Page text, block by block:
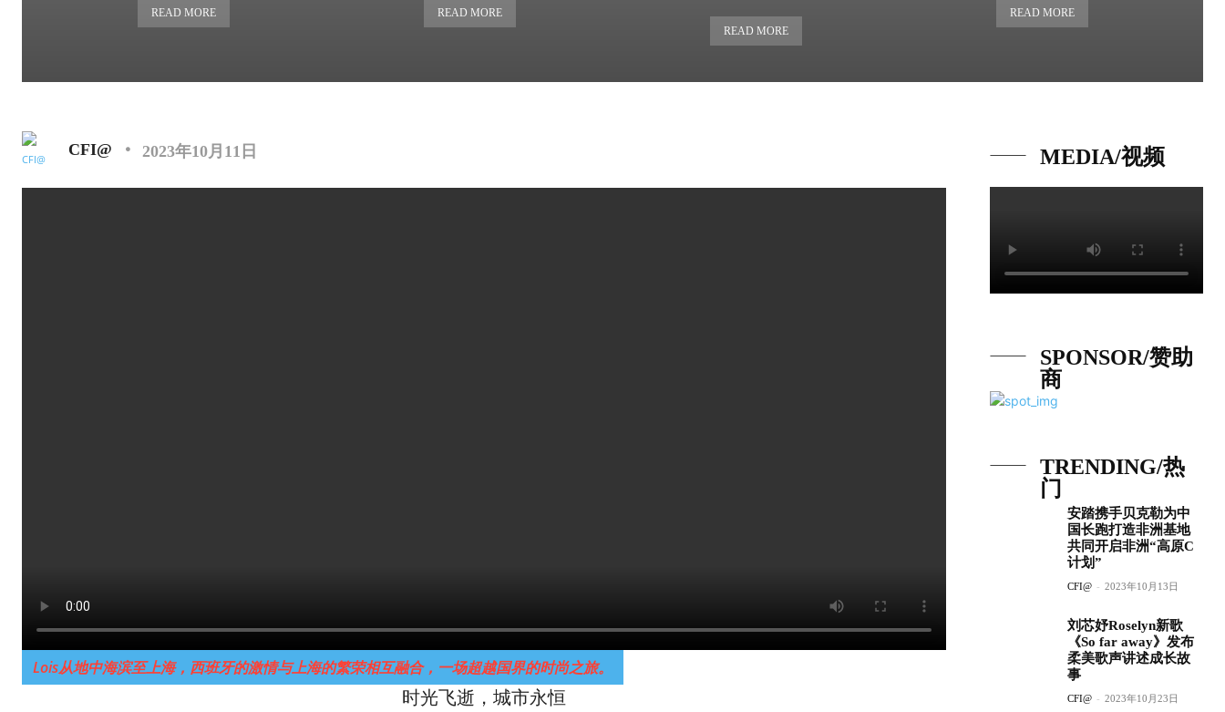
READ MORE READ MORE
READ MORE
READ MORE
CFI@ 2023年10月11日
Lois从地中海滨至上海，西班牙的激情与上海的繁荣相互融合，一场超越国界的时尚之旅。
时光飞逝，城市永恒
MEDIA/视频
SPONSOR/赞助
商
TRENDING/热
门
安踏携手贝克勒为中
国长跑打造非洲基地
共同开启非洲“高原C
计划”
CFI@ - 2023年10月13日
刘芯妤Roselyn新歌
《So far away》发布
柔美歌声讲述成长故
事
CFI@ - 2023年10月23日